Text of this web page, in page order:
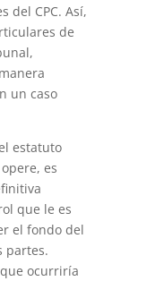
del CPC. Así,
de
un caso
estatuto
es
que le es
el fondo del
partes.
ocurriría